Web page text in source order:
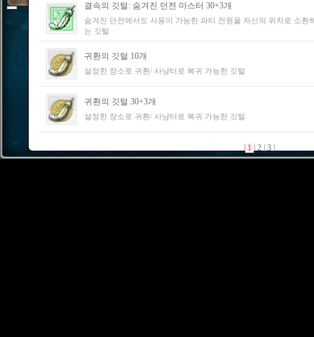
결속의 깃털: 숨겨진 던전 마스터 30+3개
숨겨진 던전에서도 사용이 가능한 파티 전원을 자신의 위치로 소환
는 깃털
귀환의 깃털 10개
설정한 장소로 귀환/ 사냥터로 복귀 가능한 깃털
귀환의 깃털 30+3개
설정한 장소로 귀환/ 사냥터로 복귀 가능한 깃털
1 2 3